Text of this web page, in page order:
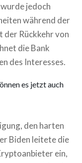
jedoch
während der
der Rückkehr von
die Bank
des Interesses.
es jetzt auch
den harten
Biden leitete die
ein,